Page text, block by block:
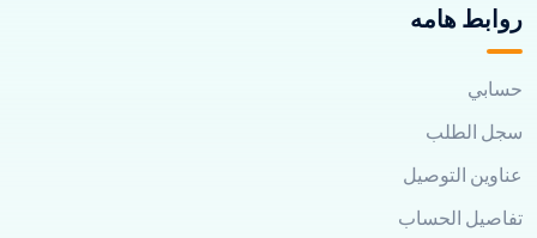
روابط هامه
حسابي
سجل الطلب
عناوين التوصيل
تفاصيل الحساب